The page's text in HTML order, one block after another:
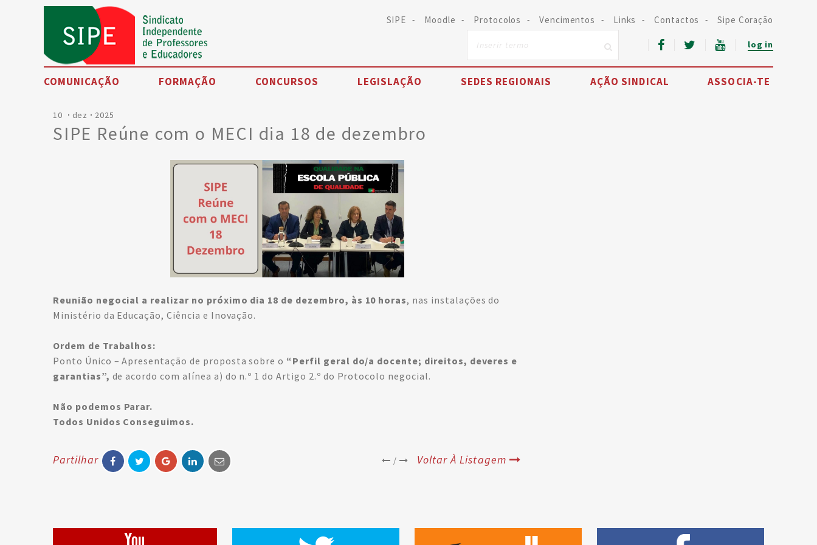
SIPE Moodle Protocolos Vencimentos Links Contactos Sipe Coração
log in
COMUNICAÇÃO
Noticias
Eventos
FORMAÇÃO CONCURSOS LEGISLAÇÃO SEDES REGIONAIS AÇÃO SINDICAL ASSOCIA-TE
10 dez 2025
SIPE Reúne com o MECI dia 18 de dezembro
Reunião negocial a realizar no próximo dia 18 de dezembro, às 10 horas, nas instalações do
Ministério da Educação, Ciência e Inovação.
Ordem de Trabalhos:
Ponto Único – Apresentação de proposta sobre o “Perfil geral do/a docente; direitos, deveres e
garantias”, de acordo com alínea a) do n.º 1 do Artigo 2.º do Protocolo negocial.
Não podemos Parar.
Todos Unidos Conseguimos.
Partilhar / Voltar À Listagem